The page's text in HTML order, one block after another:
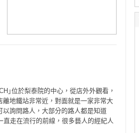
｣位於梨泰院的中心，從店外外觀看，
地鐵站非常近，對面就是一家非常大
詢問路人，大部分的路人都是知道
直走在流行的前線，很多藝人的經紀人